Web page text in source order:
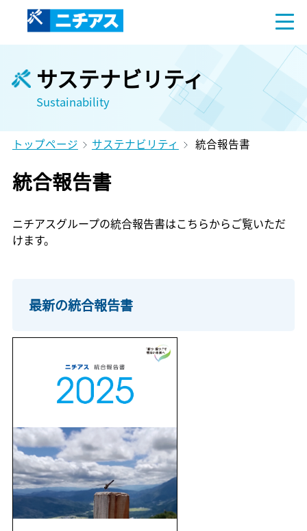
サステナビリティ
Sustainability
トップページ サステナビリティ 統合報告書
統合報告書
ニチアスグループの統合報告書はこちらからご覧いただ
けます。
最新の統合報告書